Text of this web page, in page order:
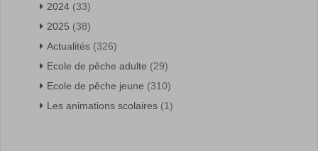
2024 (33)
2025 (38)
Actualités (326)
Ecole de pêche adulte (29)
Ecole de pêche jeune (310)
Les animations scolaires (1)